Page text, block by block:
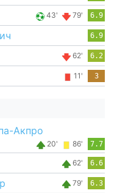
43' 79' 6.9
6.9
62' 6.2
11' 3
Акпро
20' 86' 7.7
62' 6.6
79' 6.3